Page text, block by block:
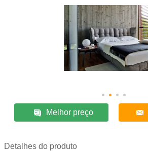
Melhor preço
Detalhes do produto